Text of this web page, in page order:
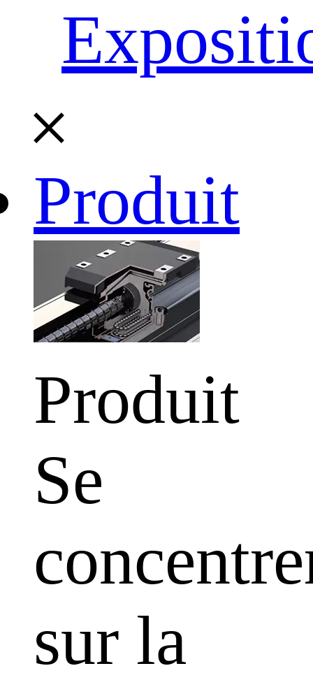
Produit
Produit
Se
sur la